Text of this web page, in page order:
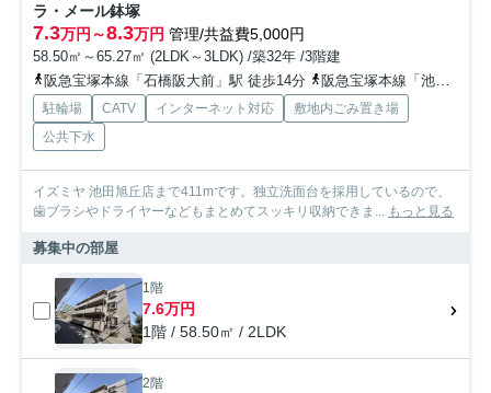
ラ・メール鉢塚
7.3万円～8.3万円 管理/共益費5,000円
58.50㎡～65.27㎡ (2LDK～3LDK) /築32年 /3階建
阪急宝塚本線「石橋阪大前」駅 徒歩14分
阪急宝塚本線「池田」駅 徒歩24分
駐輪場 CATV インターネット対応
敷地内ごみ置き場
公共下水
イズミヤ 池田旭丘店まで411mです。独立洗面台を採用しているので、
歯ブラシやドライヤーなどもまとめてスッキリ収納できま... もっと見る
募集中の部屋
1階
7.6万円
1階 / 58.50㎡ / 2LDK
2階